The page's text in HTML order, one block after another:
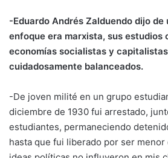
-Eduardo Andrés Zalduendo dijo de
enfoque era marxista, sus estudios
economías socialistas y
cuidadosamente balanceados.
-De joven milité en un grupo
diciembre de 1930 fui arrestado,
estudiantes, permaneciendo
hasta que fui liberado por ser menor